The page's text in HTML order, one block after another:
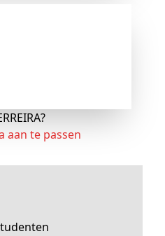
aan te passen